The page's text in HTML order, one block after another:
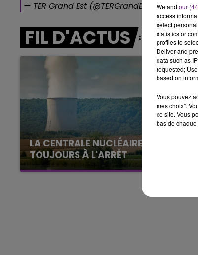
— TER Grand Est (@TERGrandEst)
FIL D'ACTUS
LA CENTRALE NUCLÉAIRE DE CHOOZ
TOUJOURS À L'ARRÊT
Cela fait déjà une semaine que la centrale
justifiée par la sécheresse intense qui est
Le week-end
We and our
access
select
statistics or
profiles to
Deliver and
data such as
requested;
based on
Vous pouvez
mes choix".
ce site. Vous
bas de chaque